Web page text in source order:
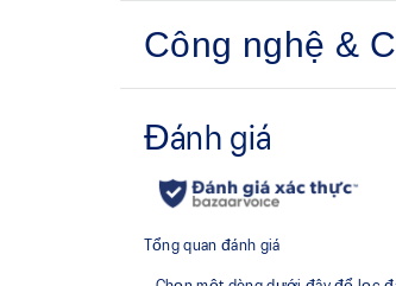
Công nghệ &
Lớp lưới thoáng khí bên trong
Công nghệ FLUIDRIDE™
Giúp mang lại cảm giác di